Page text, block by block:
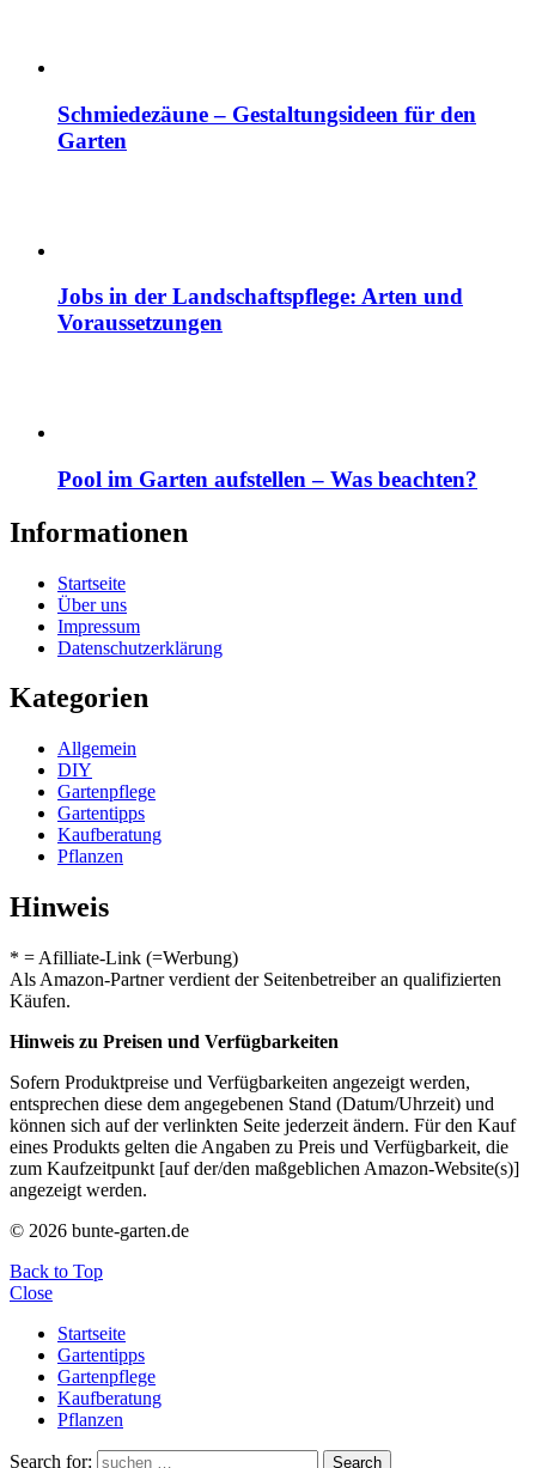
Schmiedezäune – Gestaltungsideen für den
Garten
Jobs in der Landschaftspflege: Arten und
Voraussetzungen
Pool im Garten aufstellen – Was beachten?
Informationen
Startseite
Über uns
Impressum
Datenschutzerklärung
Kategorien
Allgemein
DIY
Gartenpflege
Gartentipps
Kaufberatung
Pflanzen
Hinweis
* = Afilliate-Link (=Werbung)
Als Amazon-Partner verdient der Seitenbetreiber an qualifizierten
Käufen.
Hinweis zu Preisen und Verfügbarkeiten
Sofern Produktpreise und Verfügbarkeiten angezeigt werden,
entsprechen diese dem angegebenen Stand (Datum/Uhrzeit) und
können sich auf der verlinkten Seite jederzeit ändern. Für den Kauf
eines Produkts gelten die Angaben zu Preis und Verfügbarkeit, die
zum Kaufzeitpunkt [auf der/den maßgeblichen Amazon-Website(s)]
angezeigt werden.
© 2026 bunte-garten.de
Back to Top
Close
Startseite
Gartentipps
Gartenpflege
Kaufberatung
Pflanzen
Search for: Search